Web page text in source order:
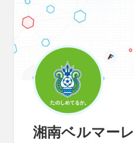
湘南ベルマーレ